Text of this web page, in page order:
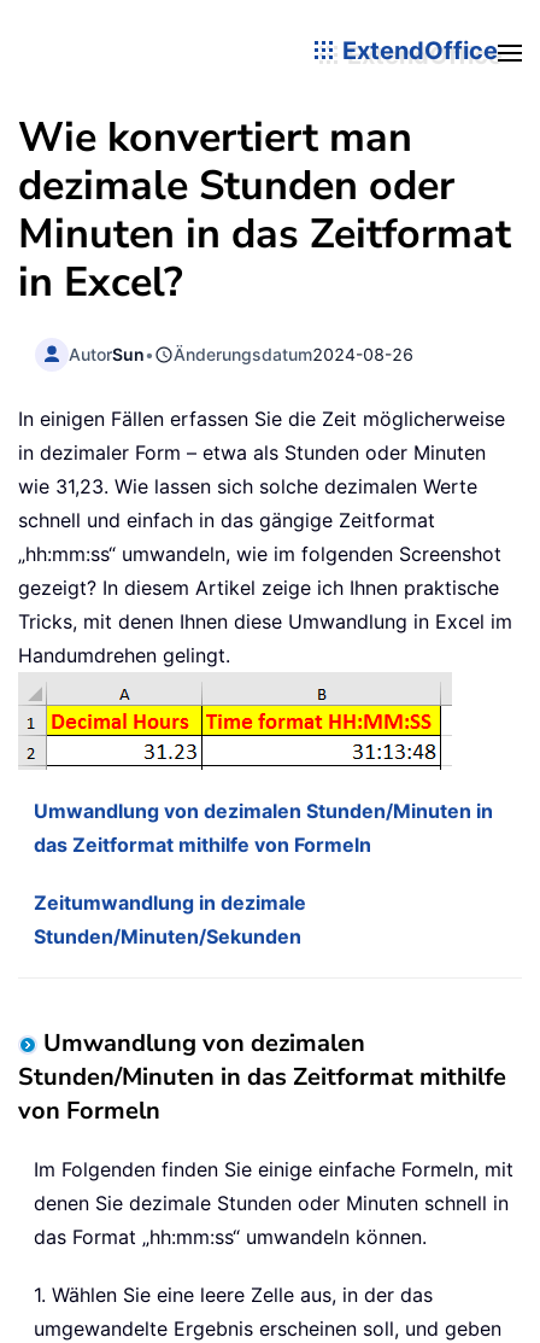
ExtendOffice
Wie konvertiert man
dezimale Stunden oder
Minuten in das Zeitformat
in Excel?
AutorSun• Änderungsdatum2024-08-26
In einigen Fällen erfassen Sie die Zeit möglicherweise
in dezimaler Form – etwa als Stunden oder Minuten
wie 31,23. Wie lassen sich solche dezimalen Werte
schnell und einfach in das gängige Zeitformat
„hh:mm:ss“ umwandeln, wie im folgenden Screenshot
gezeigt? In diesem Artikel zeige ich Ihnen praktische
Tricks, mit denen Ihnen diese Umwandlung in Excel im
Handumdrehen gelingt.
Umwandlung von dezimalen Stunden/Minuten in
das Zeitformat mithilfe von Formeln
Zeitumwandlung in dezimale
Stunden/Minuten/Sekunden
Umwandlung von dezimalen
Stunden/Minuten in das Zeitformat mithilfe
von Formeln
Im Folgenden finden Sie einige einfache Formeln, mit
denen Sie dezimale Stunden oder Minuten schnell in
das Format „hh:mm:ss“ umwandeln können.
1. Wählen Sie eine leere Zelle aus, in der das
umgewandelte Ergebnis erscheinen soll, und geben